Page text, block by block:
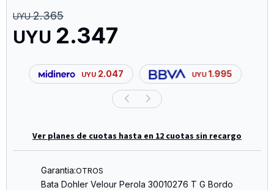
UYU 2.347
UYU 2.365
UYU 2.047 UYU 1.995
Ver planes de cuotas hasta en 12 cuotas sin recargo
Garantia:OTROS
Bata Dohler Velour Perola 30010276 T G Bordo